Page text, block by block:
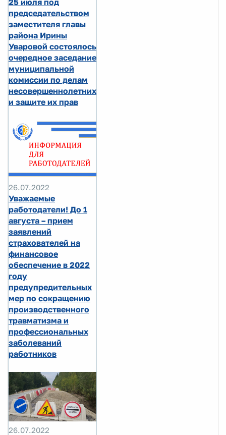
25 июля под
председательством
заместителя главы
района Ирины
Уваровой состоялось
очередное заседание
муниципальной
комиссии по делам
несовершеннолетних
и защите их прав
26.07.2022
Уважаемые
работодатели! До 1
августа – прием
заявлений
страхователей на
финансовое
обеспечение в 2022
году
предупредительных
мер по сокращению
производственного
травматизма и
профессиональных
заболеваний
работников
26.07.2022